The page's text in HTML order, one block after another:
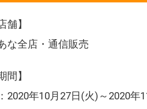
舗】
な全店・通信販売
間】
年10月27日(火)～2020年